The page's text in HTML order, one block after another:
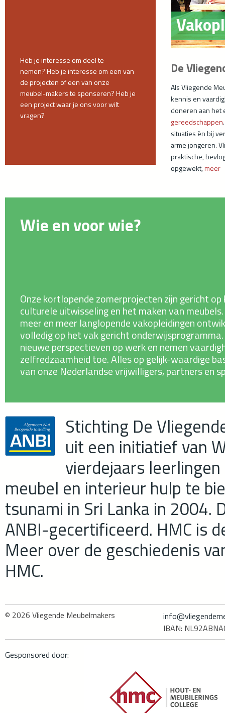
Heb je interesse om deel te
nemen?Heb je interesse om een van
deprojecten of een van onze
meubel-makers te sponseren?Heb je
een project waar je ons voorwilt
vragen?
De
Als Vliegende
kennis en
doneren aan het
gereedschappen
situaties èn bij
arme jongeren.
praktische,
opgewekt,meer
Wie en voor wie?
Onze kortlopende zomerprojecten zijn gericht
culturele uitwisseling en het maken van
meer en meer langlopende vakopleidingen
volledig op het vak gericht
nieuwe perspectieven op werk en nemen
zelfredzaamheid toe. Alles op gelijk-waardige
van onze Nederlandse vrijwilligers, partners en
Stichting De
uit een initiatief van
vierdejaars
meubel en interieur hulp te
tsunami in Sri Lanka in 2004.
ANBI-gecertificeerd. HMC is
Meer over de geschiedenis
HMC.
© 2026 Vliegende Meubelmakers
IBAN:
Gesponsored door: